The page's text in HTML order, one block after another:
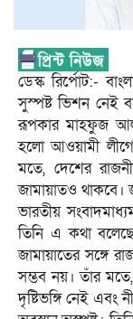
ডেস্ক রির্পোট:-
সুস্পষ্ট ভিশন নেই
রূপকার মাহফুজ
হলো আওয়ামী
মতে, দেশের
জামায়াতও থাকবে।
ভারতীয়
তিনি এ কথা
জামায়াতের সঙ্গে
সম্ভব নয়। তাঁর মতে,
দৃষ্টিভঙ্গি নেই এবং